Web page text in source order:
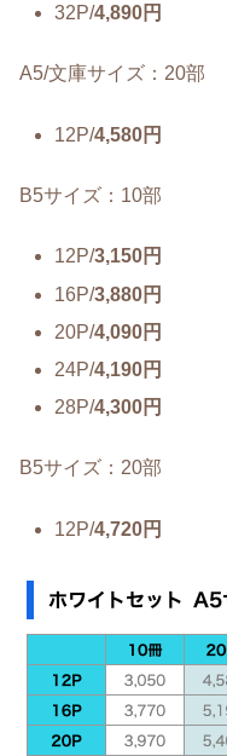
32P/4,890円
A5/文庫サイズ：20部
12P/4,580円
B5サイズ：10部
12P/3,150円
16P/3,880円
20P/4,090円
24P/4,190円
28P/4,300円
B5サイズ：20部
12P/4,720円